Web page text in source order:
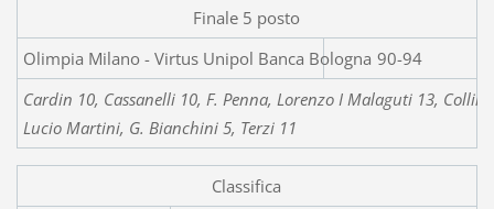
Finale 5 posto
Olimpia Milano - Virtus Unipol Banca Bologna 90-94
Cardin 10, Cassanelli 10, F. Penna, Lorenzo I Malaguti 13,
Lucio Martini, G. Bianchini 5, Terzi 11
Classifica